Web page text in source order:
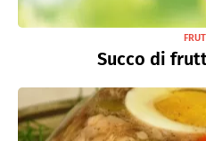
Succo di